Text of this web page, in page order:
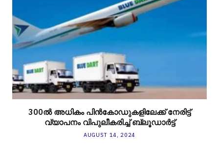
300ല്‍ അധികം പിന്‍കോഡുകളിലേക്ക് നേരിട്ട്
വ്യാപനം വിപുലീകരിച്ച് ബ്ലൂഡാര്‍ട്ട്
AUGUST 14, 2024